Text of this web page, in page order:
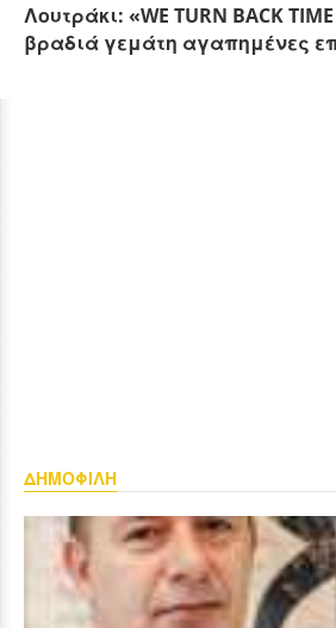
Λουτράκι: «WE TURN BACK
βραδιά γεμάτη αγαπημένες
ΔΗΜΟΦΙΛΗ